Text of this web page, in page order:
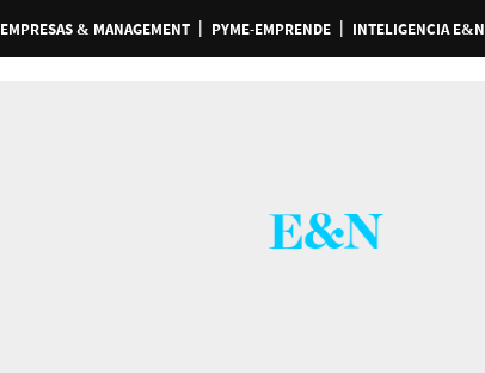
EMPRESAS & MANAGEMENT PYME-EMPRENDE INTELIGENCIA E&N